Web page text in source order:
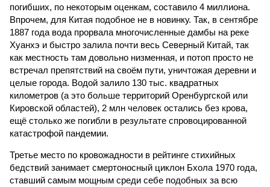
погибших, по некоторым оценкам, составило 4 миллиона.
Впрочем, для Китая подобное не в новинку. Так, в сентябре
1887 года вода прорвала многочисленные дамбы на реке
Хуанхэ и быстро залила почти весь Северный Китай, так
как местность там довольно низменная, и потоп просто не
встречал препятствий на своём пути, уничтожая деревни и
целые города. Водой залило 130 тыс. квадратных
километров (а это больше территорий Оренбургской или
Кировской областей), 2 млн человек остались без крова,
ещё столько же погибли в результате спровоцированной
катастрофой пандемии.
Третье место по кровожадности в рейтинге стихийных
бедствий занимает смертоносный циклон Бхола 1970 года,
ставший самым мощным среди себе подобных за всю